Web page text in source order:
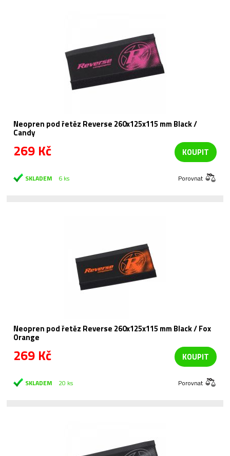
Neopren pod řetěz Reverse 260x125x115 mm Black /
Candy
269 Kč KOUPIT
SKLADEM 6 ks Porovnat
Neopren pod řetěz Reverse 260x125x115 mm Black / Fox
Orange
269 Kč KOUPIT
SKLADEM 20 ks Porovnat